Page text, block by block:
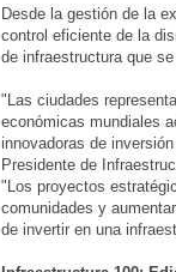
Desde la gestión de la
control eficiente de la
de infraestructura que
"Las ciudades
económicas mundiales
innovadoras de
Presidente de
"Los proyectos
comunidades y
de invertir en una